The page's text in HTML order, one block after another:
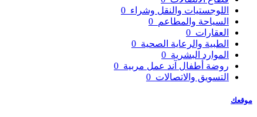
اللوجستيات والنقل وشراء
السياحة والمطاعم
العقارات
الطبية والرعاية الصحية
الموارد البشرية
روضة أطفال آند عمل مربية
التسويق والاتصالات
موقعك